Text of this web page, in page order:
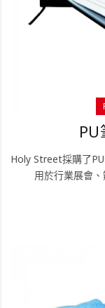
Holy Street採購了
用於行業展會